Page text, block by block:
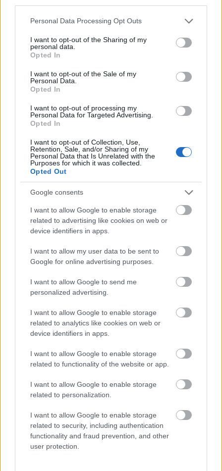
Please note that this website/app uses one or more Google
not limited to your visit or usage behaviour. You may click to
grant or deny consent to Google and its third-party tags to
use your data for below specified purposes in below Google
consent section.
Personal Data Processing Opt Outs
I want to opt-out of the Sharing of my
personal data.
Opted In
I want to opt-out of the Sale of my
Personal Data.
Opted In
I want to opt-out of processing my
Personal Data for Targeted Advertising.
Opted In
I want to opt-out of Collection, Use,
Retention, Sale, and/or Sharing of my
Personal Data that Is Unrelated with the
Purposes for which it was collected.
Opted Out
Google consents
I want to allow Google to enable storage
related to advertising like cookies on web or
device identifiers in apps.
I want to allow my user data to be sent to
Google for online advertising purposes.
I want to allow Google to send me
personalized advertising.
I want to allow Google to enable storage
related to analytics like cookies on web or
device identifiers in apps.
I want to allow Google to enable storage
related to functionality of the website or app.
I want to allow Google to enable storage
related to personalization.
I want to allow Google to enable storage
related to security, including authentication
functionality and fraud prevention, and other
user protection.
Premierre készül vasárnap a veszprémi Kabóca
Bábszínház: a Hófehérke című zenés mesejátékot
mutatják be új felfogásban - mondta a színház
igazgatója szombaton az MTI-nek.
Örkény egyperceseket
hallgathatunk egy telefonfülkében
arra járók Remeteszőlősön április elejétől egy
korabeli telefonfülkében.